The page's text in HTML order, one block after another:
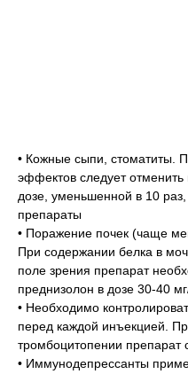
• Кожные сыпи, стоматиты.
эффектов следует отменить
дозе, уменьшенной в 10
препараты
• Поражение почек (чаще
При содержании белка в
поле зрения препарат
преднизолон в дозе 30-40
• Необходимо
перед каждой инъекцией.
тромбоцитопении препарат
• Иммунодепрессанты